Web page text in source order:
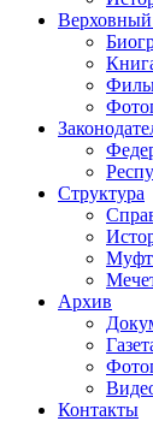
Структура
Архив
Контакты